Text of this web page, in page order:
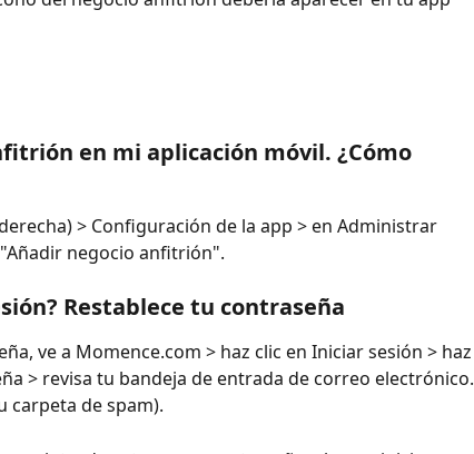
en mi aplicación móvil. ¿Cómo
> Configuración de la app > en Administrar
negocio anfitrión".
Restablece tu contraseña
ve a Momence.com > haz clic en Iniciar sesión > haz
> revisa tu bandeja de entrada de correo electrónico.
carpeta de spam).